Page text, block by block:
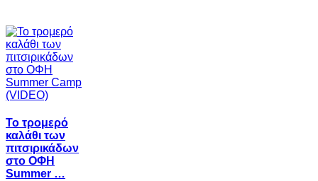
Το τρομερό
καλάθι των
πιτσιρικάδων
στο ΟΦΗ
Summer …